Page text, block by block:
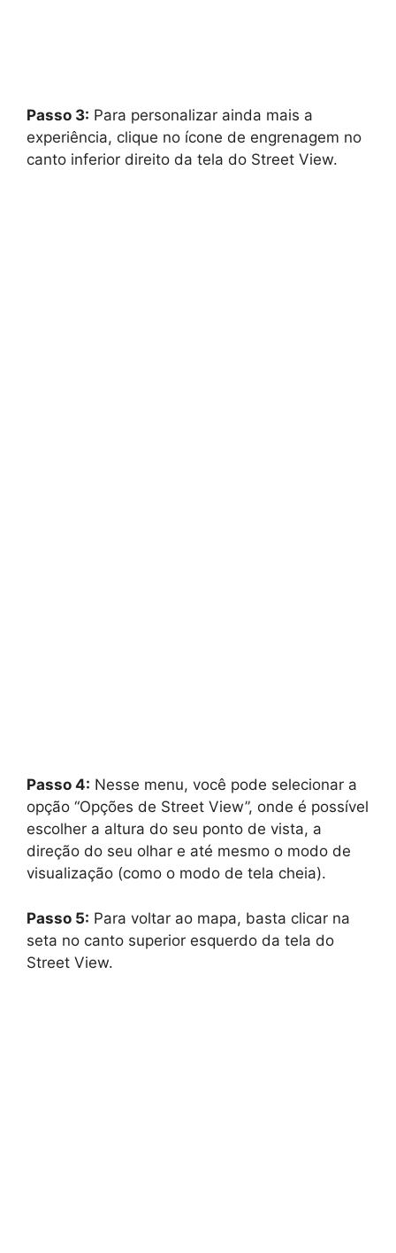
Passo 3: Para personalizar ainda mais a
experiência, clique no ícone de engrenagem no
canto inferior direito da tela do Street View.
Passo 4: Nesse menu, você pode selecionar a
opção “Opções de Street View”, onde é possível
escolher a altura do seu ponto de vista, a
direção do seu olhar e até mesmo o modo de
visualização (como o modo de tela cheia).
Passo 5: Para voltar ao mapa, basta clicar na
seta no canto superior esquerdo da tela do
Street View.